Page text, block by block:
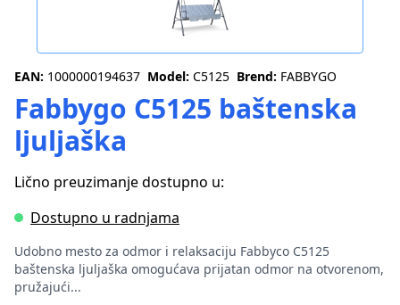
EAN: 1000000194637 Model: C5125 Brend: FABBYGO
Fabbygo C5125 baštenska
ljuljaška
Lično preuzimanje dostupno u:
Dostupno u radnjama
Udobno mesto za odmor i relaksaciju Fabbyco C5125
baštenska ljuljaška omogućava prijatan odmor na otvorenom,
pružajući...